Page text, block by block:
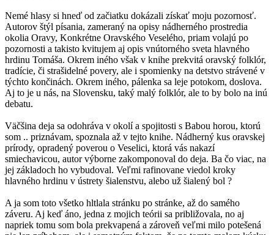
Nemé hlasy si hneď od začiatku dokázali získať moju pozornosť.
Autorov štýl písania, zameraný na opisy nádherného prostredia
okolia Oravy, Konkrétne Oravského Veselého, priam volajú po
pozornosti a takisto kvitujem aj opis vnútorného sveta hlavného
hrdinu Tomáša. Okrem iného však v knihe prekvitá oravský folklór,
tradície, či strašidelné povery, ale i spomienky na detstvo strávené v
týchto končinách. Okrem iného, pálenka sa leje potokom, doslova.
Aj to je u nás, na Slovensku, taký malý folklór, ale to by bolo na inú
debatu.
Väčšina deja sa odohráva v okolí a spojitosti s Babou horou, ktorú
som .. priznávam, spoznala až v tejto knihe. Nádherný kus oravskej
prírody, opradený poverou o Veselici, ktorá vás nakazí
smiechavicou, autor výborne zakomponoval do deja. Ba čo viac, na
jej základoch ho vybudoval. Veľmi rafinovane viedol kroky
hlavného hrdinu v ústrety šialenstvu, alebo už šialený bol ?
A ja som toto všetko hltlala stránku po stránke, až do samého
záveru. Aj keď áno, jedna z mojich teórii sa približovala, no aj
napriek tomu som bola prekvapená a zároveň veľmi milo potešená